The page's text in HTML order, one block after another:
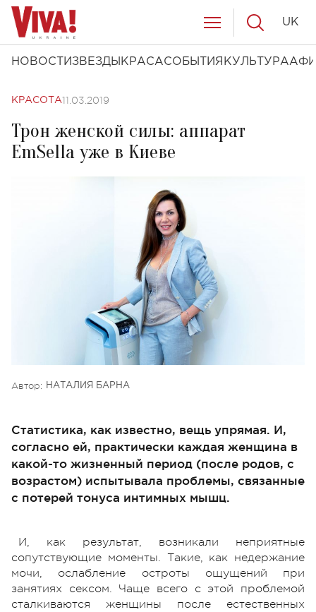
НОВОСТИ ЗВЕЗДЫ КРАСАСОБЫТИЯ КУЛЬТУРА
UK
КРАСОТА11.03.2019
Трон женской силы: аппарат
EmSella уже в Киеве
Автор: НАТАЛИЯ БАРНА
Статистика, как известно, вещь упрямая. И,
согласно ей, практически каждая женщина в
какой-то жизненный период (после родов, с
возрастом) испытывала проблемы, связанные
с потерей тонуса интимных мышц.
И, как результат, возникали неприятные
сопутствующие моменты. Такие, как недержание
мочи, ослабление остроты ощущений при
занятиях сексом. Чаще всего с этой проблемой
сталкиваются женщины после естественных